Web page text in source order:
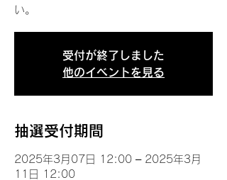
い。
受付が終了しました
他のイベントを見る
抽選受付期間
2025年3月07日 12:00 – 2025年3月
11日 12:00